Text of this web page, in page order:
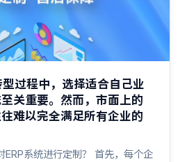
过程中，选择适合自己业
关重要。然而，市面上的
难以完全满足所有企业的
ERP系统进行定制？ 首先，每个企